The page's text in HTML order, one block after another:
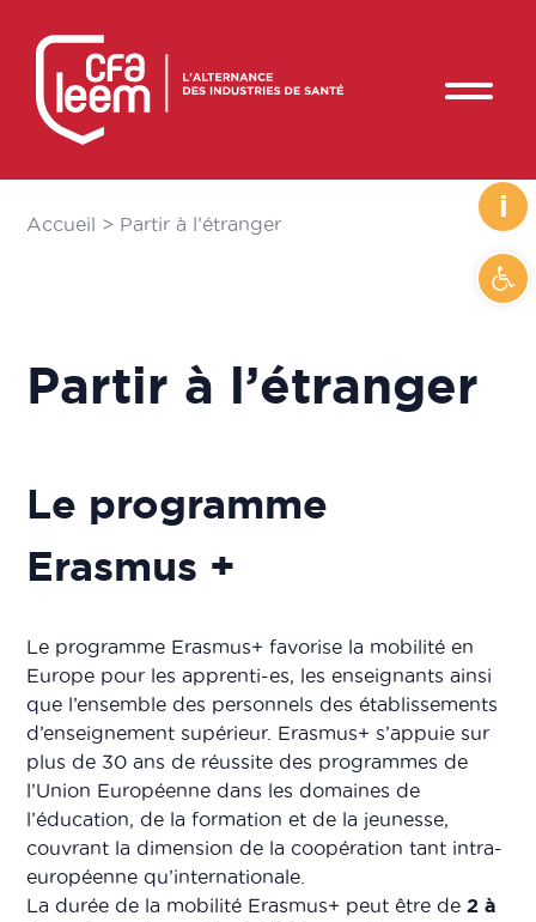
i
Accueil > Partir à l’étranger
Partir à l’étranger
Le programme
Erasmus +
Le programme Erasmus+ favorise la mobilité en
Europe pour les apprenti-es, les enseignants ainsi
que l’ensemble des personnels des établissements
d’enseignement supérieur. Erasmus+ s’appuie sur
plus de 30 ans de réussite des programmes de
l’Union Européenne dans les domaines de
l’éducation, de la formation et de la jeunesse,
couvrant la dimension de la coopération tant intra-
européenne qu’internationale.
La durée de la mobilité Erasmus+ peut être de2 à